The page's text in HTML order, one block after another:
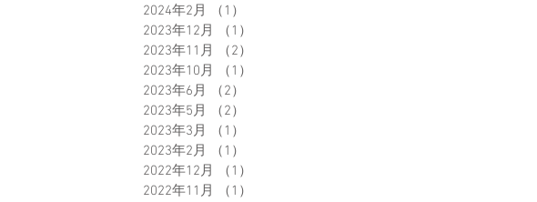
2024年2月
（1）
2023年12月
（1）
2023年11月
（2）
2023年10月
（1）
2023年6月
（2）
2023年5月
（2）
2023年3月
（1）
2023年2月
（1）
2022年12月
（1）
2022年11月
（1）